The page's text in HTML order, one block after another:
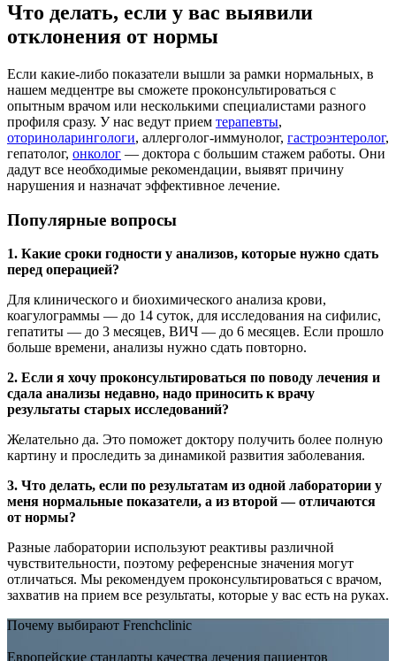
Что делать, если у вас выявили
отклонения от нормы
Если какие-либо показатели вышли за рамки нормальных, в
нашем медцентре вы сможете проконсультироваться с
опытным врачом или несколькими специалистами разного
профиля сразу. У нас ведут прием терапевты,
оториноларингологи, аллерголог-иммунолог, гастроэнтеролог,
гепатолог, онколог — доктора с большим стажем работы. Они
дадут все необходимые рекомендации, выявят причину
нарушения и назначат эффективное лечение.
Популярные вопросы
1. Какие сроки годности у анализов, которые нужно сдать
перед операцией?
Для клинического и биохимического анализа крови,
коагулограммы — до 14 суток, для исследования на сифилис,
гепатиты — до 3 месяцев, ВИЧ — до 6 месяцев. Если прошло
больше времени, анализы нужно сдать повторно.
2. Если я хочу проконсультироваться по поводу лечения и
сдала анализы недавно, надо приносить к врачу
результаты старых исследований?
Желательно да. Это поможет доктору получить более полную
картину и проследить за динамикой развития заболевания.
3. Что делать, если по результатам из одной лаборатории у
меня нормальные показатели, а из второй — отличаются
от нормы?
Разные лаборатории используют реактивы различной
чувствительности, поэтому референсные значения могут
отличаться. Мы рекомендуем проконсультироваться с врачом,
захватив на прием все результаты, которые у вас есть на руках.
Почему выбирают Frenchclinic
Европейские стандарты качества лечения пациентов